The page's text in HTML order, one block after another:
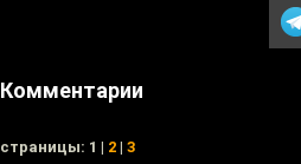
Комментарии
cтраницы: 1 | 2 | 3